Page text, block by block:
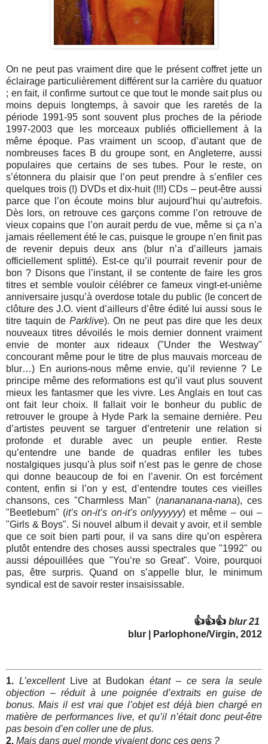
On ne peut pas vraiment dire que le présent coffret jette un
éclairage particulièrement différent sur la carrière du quatuor
; en fait, il confirme surtout ce que tout le monde sait plus ou
moins depuis longtemps, à savoir que les raretés de la
période 1991-95 sont souvent plus proches de la période
1997-2003 que les morceaux publiés officiellement à la
même époque. Pas vraiment un scoop, d’autant que de
nombreuses faces B du groupe sont, en Angleterre, aussi
populaires que certains de ses tubes. Pour le reste, on
s’étonnera du plaisir que l’on peut prendre à s’enfiler ces
quelques trois (!) DVDs et dix-huit (!!!) CDs – peut-être aussi
parce que l’on écoute moins blur aujourd’hui qu’autrefois.
Dès lors, on retrouve ces garçons comme l’on retrouve de
vieux copains que l’on aurait perdu de vue, même si ça n’a
jamais réellement été le cas, puisque le groupe n’en finit pas
de revenir depuis deux ans (blur n’a d’ailleurs jamais
officiellement splitté). Est-ce qu’il pourrait revenir pour de
bon ? Disons que l’instant, il se contente de faire les gros
titres et semble vouloir célébrer ce fameux vingt-et-unième
anniversaire jusqu’à overdose totale du public (le concert de
clôture des J.O. vient d’ailleurs d’être édité lui aussi sous le
titre taquin deParklive). On ne peut pas dire que les deux
nouveaux titres dévoilés le mois dernier donnent vraiment
envie de monter aux rideaux ("Under the Westway"
concourant même pour le titre de plus mauvais morceau de
blur…) En aurions-nous même envie, qu’il revienne ? Le
principe même des reformations est qu’il vaut plus souvent
mieux les fantasmer que les vivre. Les Anglais en tout cas
ont fait leur choix. Il fallait voir le bonheur du public de
retrouver le groupe à Hyde Park la semaine dernière. Peu
d’artistes peuvent se targuer d’entretenir une relation si
profonde et durable avec un peuple entier. Reste
qu’entendre une bande de quadras enfiler les tubes
nostalgiques jusqu’à plus soif n’est pas le genre de chose
qui donne beaucoup de foi en l’avenir. On est forcément
content, enfin si l’on y est, d’entendre toutes ces vieilles
chansons, ces "Charmless Man" (nanananana-nana), ces
"Beetlebum" (it’s on-it’s on-it’s onlyyyyyy) et même – oui –
"Girls & Boys". Si nouvel album il devait y avoir, et il semble
que ce soit bien parti pour, il va sans dire qu’on espèrera
plutôt entendre des choses aussi spectrales que "1992" ou
aussi dépouillées que "You’re so Great". Voire, pourquoi
pas, être surpris. Quand on s’appelle blur, le minimum
syndical est de savoir rester insaisissable.
👍👍👍 blur 21
blur | Parlophone/Virgin, 2012
1. L’excellent Live at Budokan étant – ce sera la seule
objection – réduit à une poignée d’extraits en guise de
bonus. Mais il est vrai que l’objet est déjà bien chargé en
matière de performances live, et qu’il n’était donc peut-être
pas besoin d’en coller une de plus.
2. Mais dans quel monde vivaient donc ces gens ?